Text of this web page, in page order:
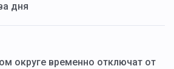
дня
округе временно отключат от